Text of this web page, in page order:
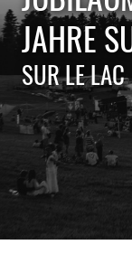
JAHRE
SUR LE LAC